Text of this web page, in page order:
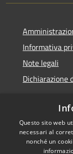
Informativa
Note legali
Dichiarazione
RSS
Accessibilità
Questo sito web
necessari al
nonché un